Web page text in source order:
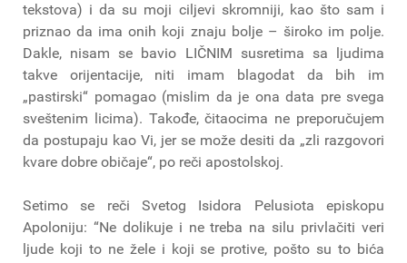
tekstova) i da su moji ciljevi skromniji, kao što sam i
priznao da ima onih koji znaju bolje – široko im polje.
Dakle, nisam se bavio LIČNIM susretima sa ljudima
takve orijentacije, niti imam blagodat da bih im
„pastirski“ pomagao (mislim da je ona data pre svega
sveštenim licima). Takođe, čitaocima ne preporučujem
da postupaju kao Vi, jer se može desiti da „zli razgovori
kvare dobre običaje“, po reči apostolskoj.
Setimo se reči Svetog Isidora Pelusiota episkopu
Apoloniju: “Ne dolikuje i ne treba na silu privlačiti veri
ljude koji to ne žele i koji se protive, pošto su to bića